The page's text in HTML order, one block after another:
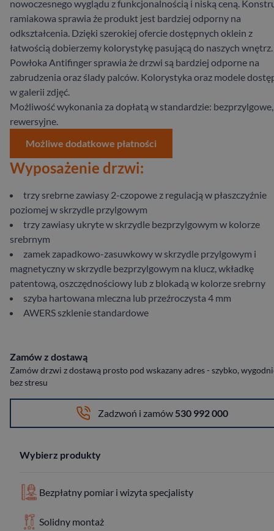
nowoczesnego wyglądu z funkcjonalnością i niską ceną.
ramiakowa sprawia że produkt jest bardziej odporny na
odkształcenia. Dzięki szerokiej ofercie dostępnych oklein z
łatwością dobierzemy kolorystykę pasującą do naszych wnętrz.
Powłoka Antifinger sprawia że drzwi są bardziej odporne na
zabrudzenia oraz ślady palców. Kolorystyka oraz modele
w galerii zdjęć.
Możliwość wykonania za dopłatą w standardzie: bezprzylgowe,
rewersyjne.
Możliwe dodatkowe płatności
Wyposażenie drzwi:
trzy srebrne zawiasy 2-czopowe z regulacją w płaszczyźnie
poziomej w skrzydle przylgowym
trzy zawiasy ukryte w skrzydle bezprzylgowym w kolorze
srebrnym
zamek zapadkowo-zasuwkowy w skrzydle przylgowym i
magnetyczny w skrzydle bezprzylgowym na klucz, wkładkę
patentową, oszczędnościowy lub z blokadą w kolorze srebrny
szyba hartowana mleczna lub przeźroczysta 4 mm
AWERS szklenie standardowe
Zamów z dostawą
Zamów drzwi z dostawą prosto pod wskazany adres - szybko,
bez stresu
Zadzwoń i zamów 530 992 000
Wybierz produkty
Bezpłatny pomiar i wizyta specjalisty
Solidny montaż